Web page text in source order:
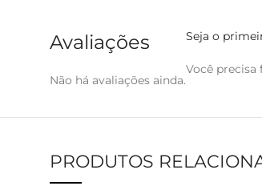
Avaliações
Não há avaliações ainda.
Seja o
Você precisa
PRODUTOS